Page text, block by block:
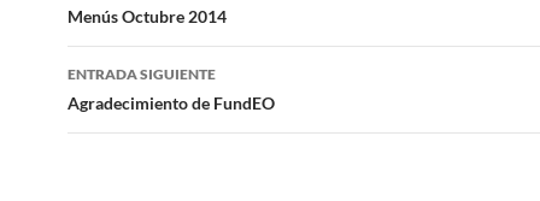
de
entradas
Menús Octubre 2014
ENTRADA SIGUIENTE
Agradecimiento de FundEO